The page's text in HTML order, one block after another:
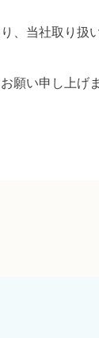
、当社取り扱
願い申し上げま